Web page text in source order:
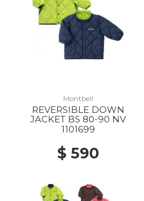
Montbell
REVERSIBLE DOWN
JACKET BS 80-90 NV
1101699
$ 590